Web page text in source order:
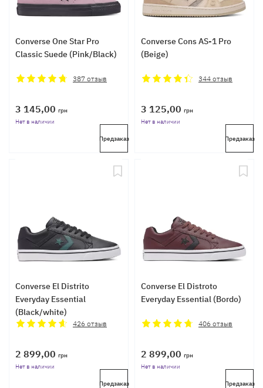
Converse One Star Pro
Classic Suede (Pink/Black)
387отзыв
3 145,00 грн
Нет в наличии
Предзаказ
Converse Cons AS-1 Pro
(Beige)
344отзыв
3 125,00 грн
Нет в наличии
Предзаказ
Converse El Distrito
Everyday Essential
(Black/white)
426отзыв
2 899,00 грн
Нет в наличии
Предзаказ
Converse El Distroto
Everyday Essential (Bordo)
406отзыв
2 899,00 грн
Нет в наличии
Предзаказ